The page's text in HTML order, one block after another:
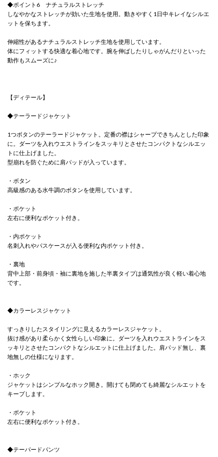
◆ポイント6 ナチュラルストレッチ
しなやかなストレッチが効いた生地を使用。動きやすく1日中キレイなシルエ
ットを保ちます。
伸縮性があるナチュラルストレッチ生地を使用しています。
体にフィットする快適な着心地です。腕を伸ばしたりしゃがんだりといった
動作もスムーズに♪
【ディテール】
◆テーラードジャケット
1つボタンのテーラードジャケット。定番の襟はシャープできちんとした印象
に。ダーツを入れウエストラインをスッキリとさせたコンパクトなシルエッ
トに仕上げました。
型崩れを防ぐために肩パッドが入っています。
・ボタン
高級感のある水牛調のボタンを使用しています。
・ポケット
左右に便利なポケット付き。
・内ポケット
名刺入れやパスケースが入る便利な内ポケット付き。
・裏地
背中上部・前身頃・袖に裏地を施した半裏タイプは通気性が良く軽い着心地
です。
◆カラーレスジャケット
すっきりしたスタイリングに見えるカラーレスジャケット。
抜け感があり柔らかく女性らしい印象に。ダーツを入れウエストラインをス
ッキリとさせたコンパクトなシルエットに仕上げました。肩パッド無し、裏
地無しの仕様になります。
・ホック
ジャケットはシンプルなホック開き。開けても閉めても綺麗なシルエットを
キープします。
・ポケット
左右に便利なポケット付き。
◆テーパードパンツ